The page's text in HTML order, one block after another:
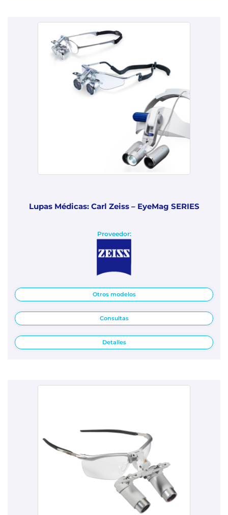
Lupas Médicas: Carl Zeiss – EyeMag SERIES
Proveedor:
Otros modelos
Consultas
Detalles